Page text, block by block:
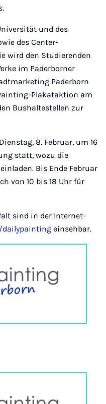
und des
des Center-
wird den Studierenden
im Paderborner
Paderborn
Plakataktion am
Bushaltestellen zur
8. Februar, um 16
statt, wozu die
Bis Ende Februar
von 10 bis 18 Uhr für
sind in der Internet-
dailypainting einsehbar.